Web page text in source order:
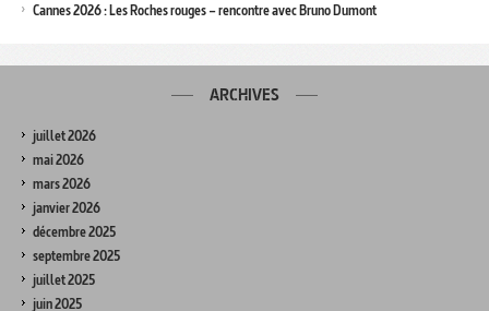
Cannes 2026 : Les Roches rouges – rencontre avec Bruno Dumont
ARCHIVES
juillet 2026
mai 2026
mars 2026
janvier 2026
décembre 2025
septembre 2025
juillet 2025
juin 2025